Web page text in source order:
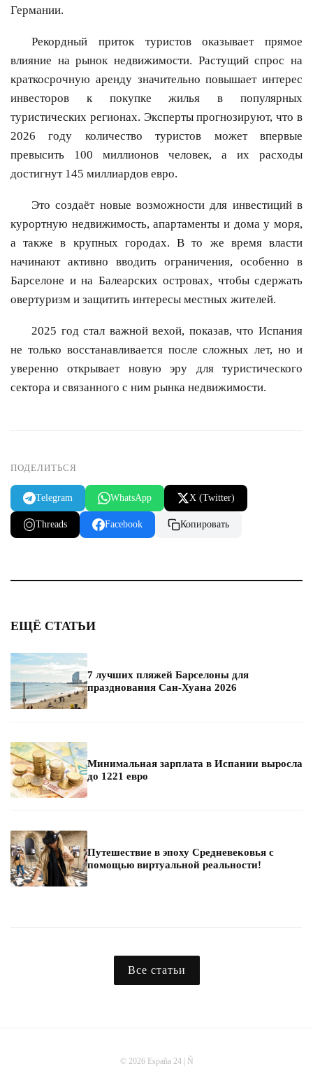
Германии.
Рекордный приток туристов оказывает прямое
влияние на рынок недвижимости. Растущий спрос на
краткосрочную аренду значительно повышает интерес
инвесторов к покупке жилья в популярных
туристических регионах. Эксперты прогнозируют, что в
2026 году количество туристов может впервые
превысить 100 миллионов человек, а их расходы
достигнут 145 миллиардов евро.
Это создаёт новые возможности для инвестиций в
курортную недвижимость, апартаменты и дома у моря,
а также в крупных городах. В то же время власти
начинают активно вводить ограничения, особенно в
Барселоне и на Балеарских островах, чтобы сдержать
овертуризм и защитить интересы местных жителей.
2025 год стал важной вехой, показав, что Испания
не только восстанавливается после сложных лет, но и
уверенно открывает новую эру для туристического
сектора и связанного с ним рынка недвижимости.
ПОДЕЛИТЬСЯ
Telegram WhatsApp X (Twitter)
Threads Facebook Копировать
ЕЩЁ СТАТЬИ
7 лучших пляжей Барселоны для
празднования Сан-Хуана 2026
Минимальная зарплата в Испании выросла
до 1221 евро
Путешествие в эпоху Средневековья с
помощью виртуальной реальности!
Все статьи
© 2026 España 24 | Ñ